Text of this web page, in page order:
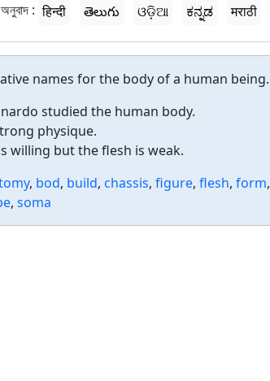
: हिन्दी తెలుగు ଓଡ଼ିଆ ಕನ್ನಡ मराठी
names for the body of a human being.
studied the human body.
physique.
willing but the flesh is weak.
, bod, build, chassis, figure, flesh, form,
, soma